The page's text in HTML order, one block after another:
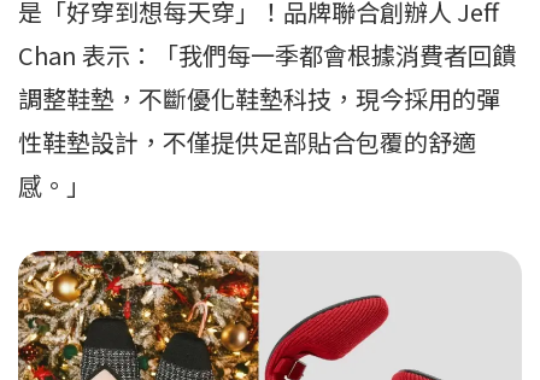
是「好穿到想每天穿」！品牌聯合創辦人 Jeff
Chan 表示：「我們每一季都會根據消費者回饋
調整鞋墊，不斷優化鞋墊科技，現今採用的彈
性鞋墊設計，不僅提供足部貼合包覆的舒適
感。」